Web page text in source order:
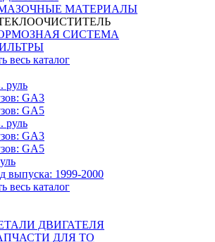
МАТЕРИАЛЫ
СИСТЕМА
весь каталог
руль
GA3
GA5
руль
GA3
GA5
выпуска: 1999-2000
весь каталог
ДВИГАТЕЛЯ
ДЛЯ ТО